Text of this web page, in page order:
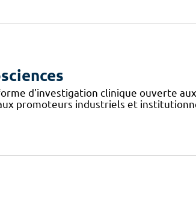
d'investigation clinique ouverte
promoteurs industriels et